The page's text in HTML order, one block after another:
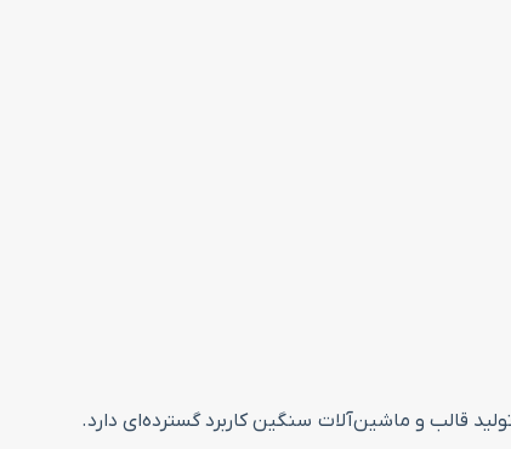
قالب و ماشین‌آلات سنگین کاربرد گسترده‌ای دارد.